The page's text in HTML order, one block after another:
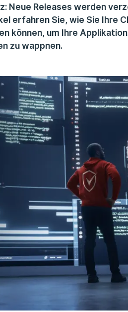
Neue Releases werden
erfahren Sie, wie Sie Ihre
können, um Ihre
zu wappnen.